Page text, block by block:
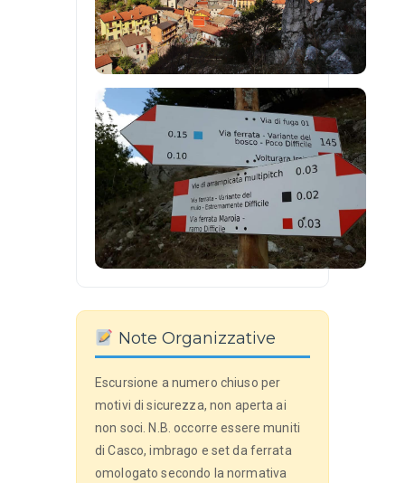
Note Organizzative
Escursione a numero chiuso per
motivi di sicurezza, non aperta ai
non soci. N.B. occorre essere muniti
di Casco, imbrago e set da ferrata
omologato secondo la normativa